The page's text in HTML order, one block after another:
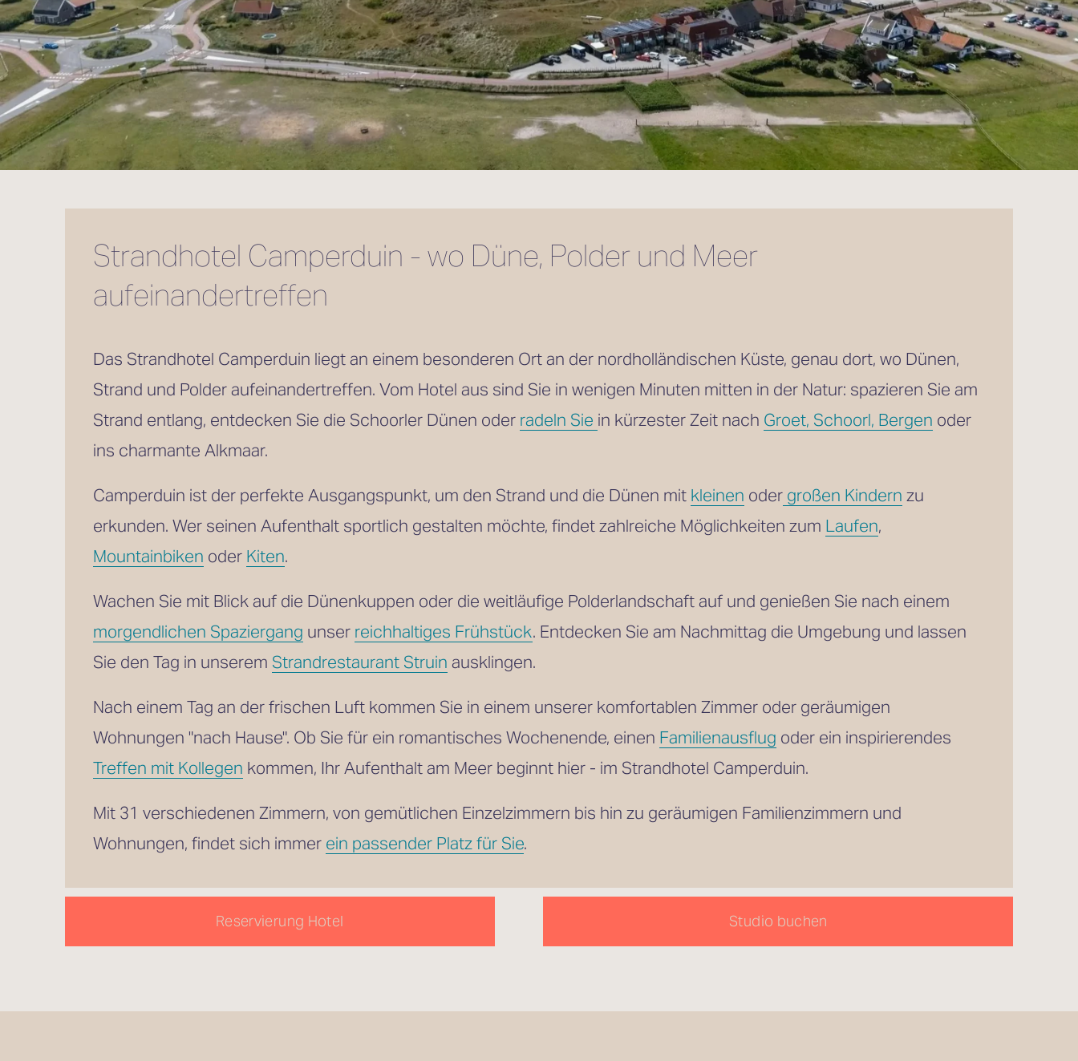
Strandhotel Camperduin - wo Düne, Polder und Meer
aufeinandertreffen
Das Strandhotel Camperduin liegt an einem besonderen Ort an der nordholländischen Küste, genau dort, wo Dünen,
Strand und Polder aufeinandertreffen. Vom Hotel aus sind Sie in wenigen Minuten mitten in der Natur: spazieren Sie am
Strand entlang, entdecken Sie die Schoorler Dünen oder radeln Sie in kürzester Zeit nach Groet, Schoorl, Bergen oder
ins charmante Alkmaar.
Camperduin ist der perfekte Ausgangspunkt, um den Strand und die Dünen mit kleinen oder großen Kindern zu
erkunden. Wer seinen Aufenthalt sportlich gestalten möchte, findet zahlreiche Möglichkeiten zum Laufen
Mountainbiken oder Kiten.
morgendlichen Spaziergang unser reichhaltiges Frühstück. Entdecken Sie am Nachmittag die Umgebung und lassen
Sie den Tag in unserem Strandrestaurant Struin ausklingen.
Nach einem Tag an der frischen Luft kommen Sie in einem unserer komfortablen Zimmer oder geräumigen
Wohnungen "nach Hause". Ob Sie für ein romantisches Wochenende, einen Familienausflug
Treffen mit Kollegen kommen, Ihr Aufenthalt am Meer beginnt hier - im Strandhotel Camperduin.
Mit 31 verschiedenen Zimmern, von gemütlichen Einzelzimmern bis hin zu geräumigen Familienzimmern und
Wohnungen, findet sich immer ein passender Platz für Sie.
Reservierung Hotel Studio buchen